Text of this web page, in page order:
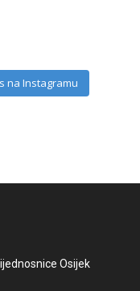
na Instagramu
Osijek